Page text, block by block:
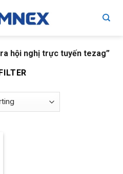
hội nghị trực tuyến tezag”